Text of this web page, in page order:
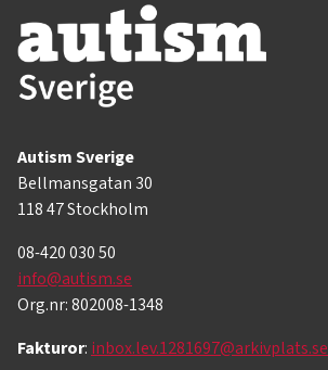
Autism Sverige
Bellmansgatan 30
118 47 Stockholm
08-420 030 50
info@autism.se
Org.nr: 802008-1348
Fakturor: inbox.lev.1281697@arkivplats.se